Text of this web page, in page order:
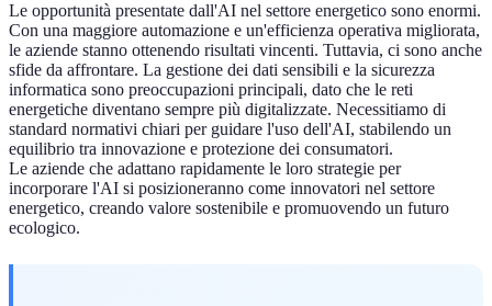
Le opportunità presentate dall'AI nel settore energetico sono enormi.
Con una maggiore automazione e un'efficienza operativa migliorata,
le aziende stanno ottenendo risultati vincenti. Tuttavia, ci sono anche
sfide da affrontare. La gestione dei dati sensibili e la sicurezza
informatica sono preoccupazioni principali, dato che le reti
energetiche diventano sempre più digitalizzate. Necessitiamo di
standard normativi chiari per guidare l'uso dell'AI, stabilendo un
equilibrio tra innovazione e protezione dei consumatori.
Le aziende che adattano rapidamente le loro strategie per
incorporare l'AI si posizioneranno come innovatori nel settore
energetico, creando valore sostenibile e promuovendo un futuro
ecologico.